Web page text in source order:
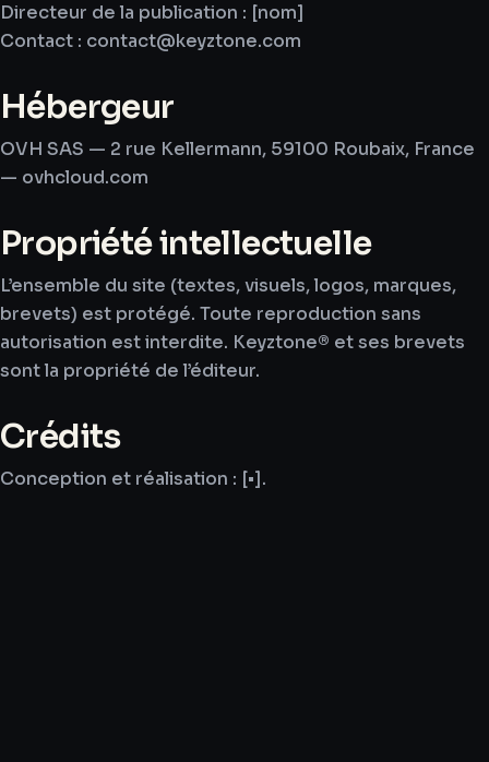
Directeur de la publication : [nom]
Contact : contact@keyztone.com
Hébergeur
OVH SAS — 2 rue Kellermann, 59100 Roubaix, France
— ovhcloud.com
Propriété intellectuelle
L’ensemble du site (textes, visuels, logos, marques,
brevets) est protégé. Toute reproduction sans
autorisation est interdite. Keyztone® et ses brevets
sont la propriété de l’éditeur.
Crédits
Conception et réalisation : [•].